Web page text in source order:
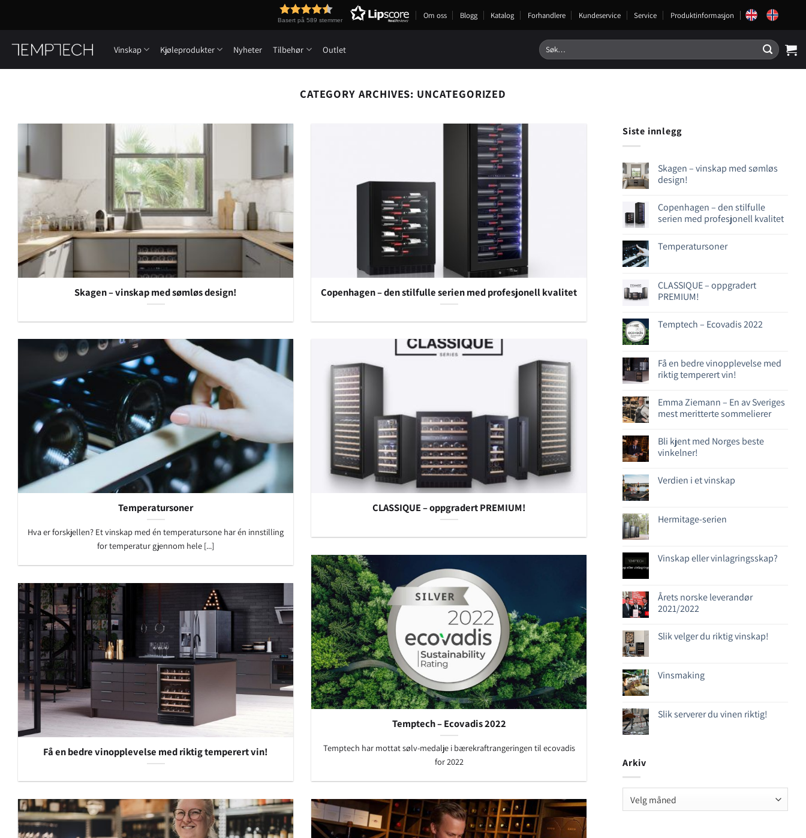
Basert på 589 stemmer Om oss Blogg Katalog Forhandlere Kundeservice Service Produktinformasjon
Vinskap Kjøleprodukter Nyheter Tilbehør Outlet
Søk
etter:
CATEGORY ARCHIVES: UNCATEGORIZED
Skagen – vinskap med sømløs design! Copenhagen – den stilfulle serien med profesjonell kvalitet
Temperatursoner
Hva er forskjellen? Et vinskap med én temperatursone har én innstilling
for temperatur gjennom hele [...]
CLASSIQUE – oppgradert PREMIUM!
Temptech – Ecovadis 2022
Temptech har mottat sølv-medalje i bærekraftrangeringen til ecovadis
for 2022
Få en bedre vinopplevelse med riktig temperert vin!
Siste innlegg
Skagen – vinskap med sømløs
design!
Copenhagen – den stilfulle
serien med profesjonell kvalitet
Temperatursoner
CLASSIQUE – oppgradert
PREMIUM!
Temptech – Ecovadis 2022
Få en bedre vinopplevelse med
riktig temperert vin!
Emma Ziemann – En av Sveriges
mest meritterte sommelierer
Bli kjent med Norges beste
vinkelner!
Verdien i et vinskap
Hermitage-serien
Vinskap eller vinlagringsskap?
Årets norske leverandør
2021/2022
Slik velger du riktig vinskap!
Vinsmaking
Slik serverer du vinen riktig!
Arkiv
Arkiv